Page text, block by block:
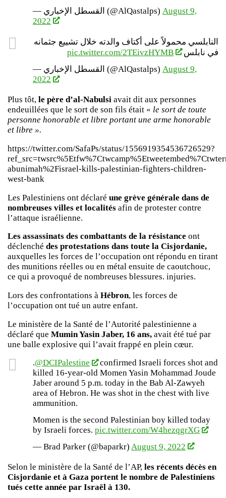
— القسطل الإخباري (@AlQastalps) August 9,
2022
النابلسي محمولاً على أكتاف والدته خلال تشييع جثمانه
في نابلس
pic.twitter.com/2TEivzHYMB
— القسطل الإخباري (@AlQastalps) August 9,
2022
Plus tôt, le père d’al-Nabulsi avait dit aux personnes
endeuillées que le sort de son fils était « le sort de toute
personne honorable et libre portant une arme honorable
et libre ».
https://twitter.com/SafaPs/status/1556919354536726529?
abunimah%2Fisrael-kills-palestinian-fighters-children-
west-bank
Les Palestiniens ont déclaré une grève générale dans de
nombreuses villes et localités afin de protester contre
l’attaque israélienne.
Les assassinats des combattants de la résistance ont
déclenché des protestations dans toute la Cisjordanie,
auxquelles les forces de l’occupation ont répondu en tirant
des munitions réelles ou en métal ensuite de caoutchouc,
ce qui a provoqué de nombreuses blessures. injuries.
Lors des confrontations à Hébron, les forces de
l’occupation ont tué un autre enfant.
Le ministère de la Santé de l’Autorité palestinienne a
déclaré que Mumin Yasin Jaber, 16 ans, avait été tué par
une balle explosive qui l’avait frappé en plein cœur.
.@DCIPalestine
confirmed Israeli forces shot and
killed 16-year-old Momen Yasin Mohammad Joude
Jaber around 5 p.m. today in the Bab Al-Zawyeh
area of Hebron. He was shot in the chest with live
ammunition.
Momen is the second Palestinian boy killed today
by Israeli forces. pic.twitter.com/W4hezqgrXG
— Brad Parker (@baparkr) August 9, 2022
Selon le ministère de la Santé de l’AP, les récents décès en
Cisjordanie et à Gaza portent le nombre de Palestiniens
tués cette année par Israël à 130.